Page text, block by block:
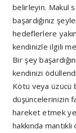
belirleyin. Makul
başardığınız
hedeflerlere
kendinizle ilgili
Bir şey
kendinizi
Kötü veya üzücü
düşüncelerinizin
hareket etmek
hakkında